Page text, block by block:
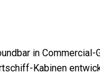
in Commercial-
Kabinen